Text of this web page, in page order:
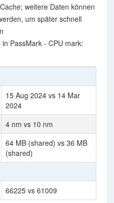
weitere Daten können
um später schnell
PassMark - CPU mark:
15 Aug 2024 vs 14 Mar
2024
4 nm vs 10 nm
64 MB (shared) vs 36 MB
(shared)
66225 vs 61009